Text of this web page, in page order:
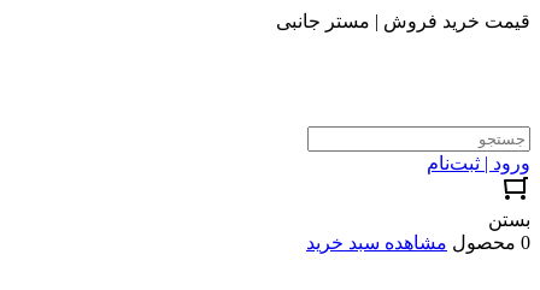
قیمت خرید فروش | مستر جانبی
ورود | ثبت‌نام
بستن
0 محصول
مشاهده سبد خرید